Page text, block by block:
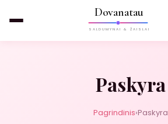
Dovanatau
SALDUMYNAI & ŽAISLAI
Paskyra
Pagrindinis›Paskyra